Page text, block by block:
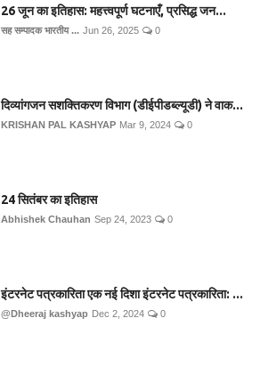
26 जून का इतिहास: महत्त्वपूर्ण घटनाएँ, प्रसिद्ध जन...
सह सम्पादक भारतीय ... Jun 26, 2025 0
दिव्यांगजन सशक्तिकरण विभाग (डीईपीडब्ल्यूडी) ने वाक...
KRISHAN PAL KASHYAP Mar 9, 2024 0
24 सितंबर का इतिहास
Abhishek Chauhan Sep 24, 2023 0
इंटरनेट पत्रकारिता एक नई दिशा इंटरनेट पत्रकारिता: ...
@Dheeraj kashyap Dec 2, 2024 0